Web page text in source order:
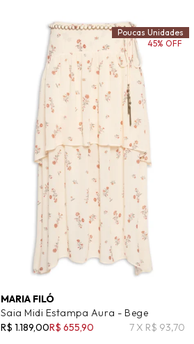
MARIA FILÓ
Saia Midi Estampa Aura - Bege
R$ 1.189,00R$ 655,90 7 X R$ 93,70
Poucas Unidades
45% OFF